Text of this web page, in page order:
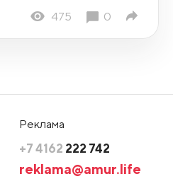
475 0
Реклама
+7 4162 222 742
reklama@amur.life